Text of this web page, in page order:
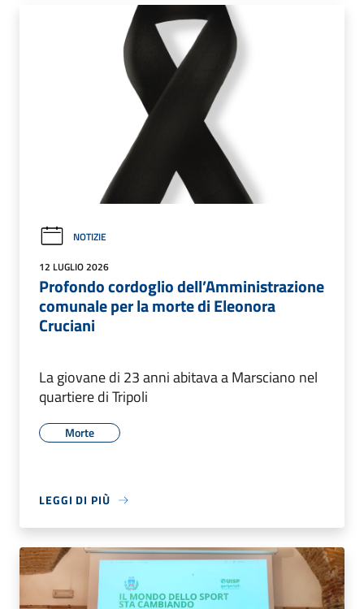
NOTIZIE
12 LUGLIO 2026
Profondo cordoglio dell’Amministrazione
comunale per la morte di Eleonora
Cruciani
La giovane di 23 anni abitava a Marsciano nel
quartiere di Tripoli
Morte
LEGGI DI PIÙ